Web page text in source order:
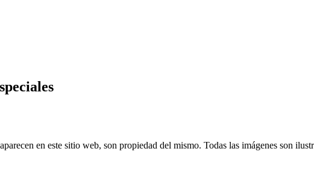
en este sitio web, son propiedad del mismo. Todas las imágenes son